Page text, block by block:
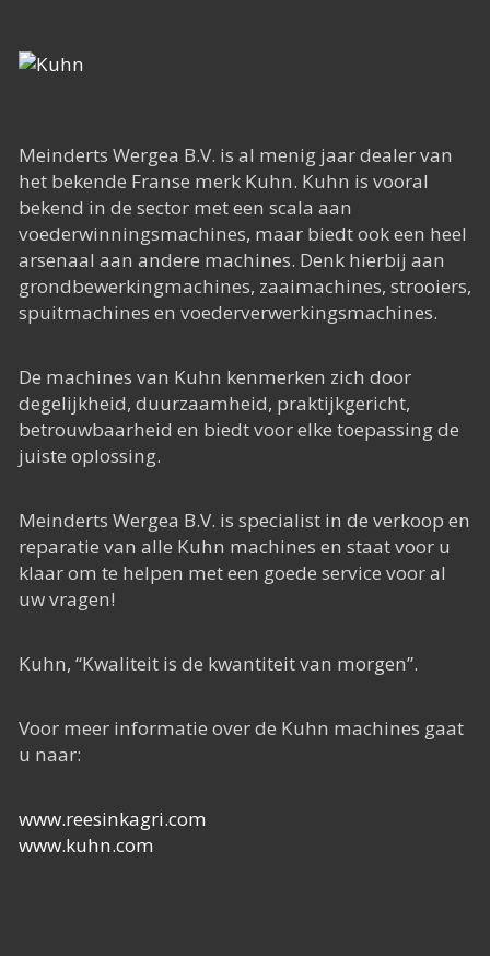
Meinderts Wergea B.V. is al menig jaar dealer van
het bekende Franse merk Kuhn. Kuhn is vooral
bekend in de sector met een scala aan
voederwinningsmachines, maar biedt ook een heel
arsenaal aan andere machines. Denk hierbij aan
grondbewerkingmachines, zaaimachines, strooiers,
spuitmachines en voederverwerkingsmachines.
De machines van Kuhn kenmerken zich door
degelijkheid, duurzaamheid, praktijkgericht,
betrouwbaarheid en biedt voor elke toepassing de
juiste oplossing.
Meinderts Wergea B.V. is specialist in de verkoop en
reparatie van alle Kuhn machines en staat voor u
klaar om te helpen met een goede service voor al
uw vragen!
Kuhn, “Kwaliteit is de kwantiteit van morgen”.
Voor meer informatie over de Kuhn machines gaat
u naar:
www.reesinkagri.com
www.kuhn.com